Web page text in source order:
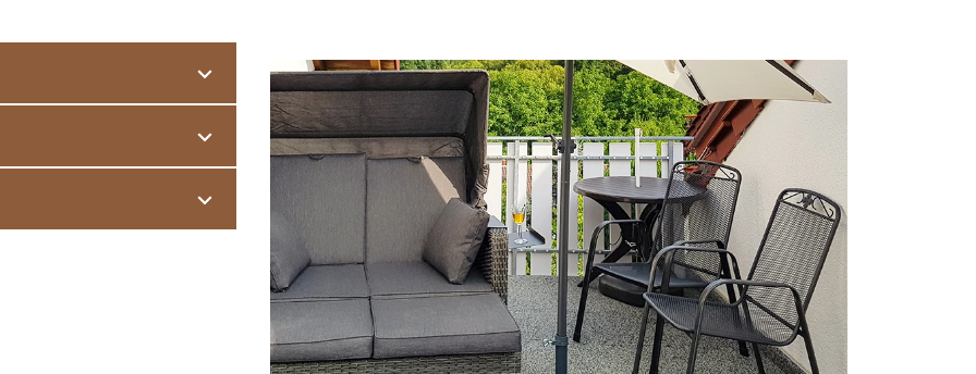
Witterungsschäden.
ideale Lösung. Die leicht
Belag verlegt
Stützen vor das Gebäude